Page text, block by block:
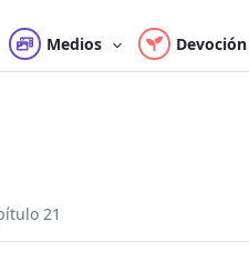
Medios Devoción
21